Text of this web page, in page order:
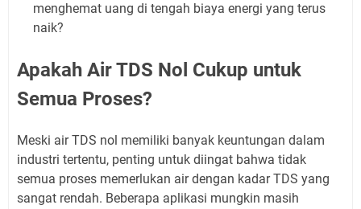
menghemat uang di tengah biaya energi yang terus
naik?
Apakah Air TDS Nol Cukup untuk
Semua Proses?
Meski air TDS nol memiliki banyak keuntungan dalam
industri tertentu, penting untuk diingat bahwa tidak
semua proses memerlukan air dengan kadar TDS yang
sangat rendah. Beberapa aplikasi mungkin masih